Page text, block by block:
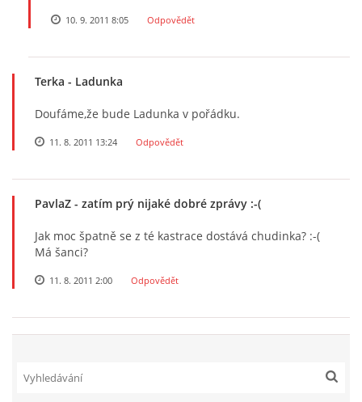
10. 9. 2011 8:05 Odpovědět
Terka - Ladunka
Doufáme,že bude Ladunka v pořádku.
11. 8. 2011 13:24 Odpovědět
PavlaZ - zatím prý nijaké dobré zprávy :-(
Jak moc špatně se z té kastrace dostává chudinka? :-(
Má šanci?
11. 8. 2011 2:00 Odpovědět